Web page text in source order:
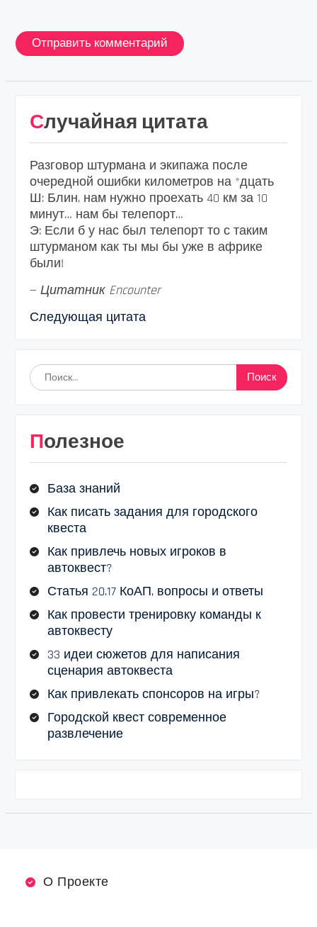
Случайная цитата
Разговор штурмана и экипажа после
очередной ошибки километров на *дцать
Ш: Блин, нам нужно проехать 40 км за 10
минут… нам бы телепорт…
Э: Если б у нас был телепорт то с таким
штурманом как ты мы бы уже в африке
были!
— Цитатник Encounter
Следующая цитата
Найти:
Полезное
База знаний
Как писать задания для городского
квеста
Как привлечь новых игроков в
автоквест?
Статья 20.17 КоАП, вопросы и ответы
Как провести тренировку команды к
автоквесту
33 идеи сюжетов для написания
сценария автоквеста
Как привлекать спонсоров на игры?
Городской квест современное
развлечение
О Проекте